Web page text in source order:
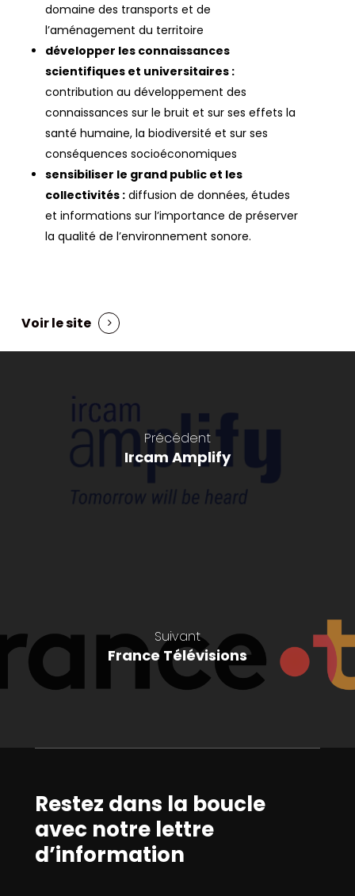
domaine des transports et de
l’aménagement du territoire
développer les connaissances
scientifiques et universitaires :
contribution au développement des
connaissances sur le bruit et sur ses effets la
santé humaine, la biodiversité et sur ses
conséquences socioéconomiques
sensibiliser le grand public et les
collectivités : diffusion de données, études
et informations sur l’importance de préserver
la qualité de l’environnement sonore.
Voir le site
Précédent
Ircam Amplify
Suivant
France Télévisions
Restez dans la boucle
avec notre lettre
d’information